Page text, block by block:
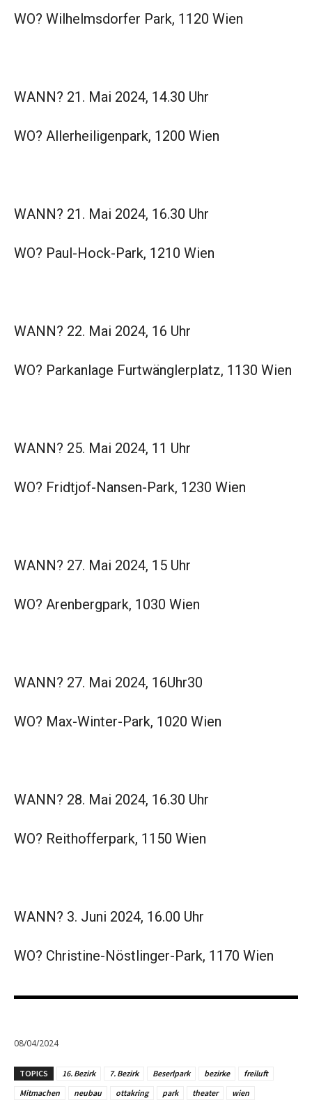
WO? Wilhelmsdorfer Park, 1120 Wien
WANN? 21. Mai 2024, 14.30 Uhr
WO? Allerheiligenpark, 1200 Wien
WANN? 21. Mai 2024, 16.30 Uhr
WO? Paul-Hock-Park, 1210 Wien
WANN? 22. Mai 2024, 16 Uhr
WO? Parkanlage Furtwänglerplatz, 1130 Wien
WANN? 25. Mai 2024, 11 Uhr
WO? Fridtjof-Nansen-Park, 1230 Wien
WANN? 27. Mai 2024, 15 Uhr
WO? Arenbergpark, 1030 Wien
WANN? 27. Mai 2024, 16Uhr30
WO? Max-Winter-Park, 1020 Wien
WANN? 28. Mai 2024, 16.30 Uhr
WO? Reithofferpark, 1150 Wien
WANN? 3. Juni 2024, 16.00 Uhr
WO? Christine-Nöstlinger-Park, 1170 Wien
08/04/2024
TOPICS 16. Bezirk 7. Bezirk Beserlpark bezirke
freiluft
Mitmachen
neubau ottakring park theater wien